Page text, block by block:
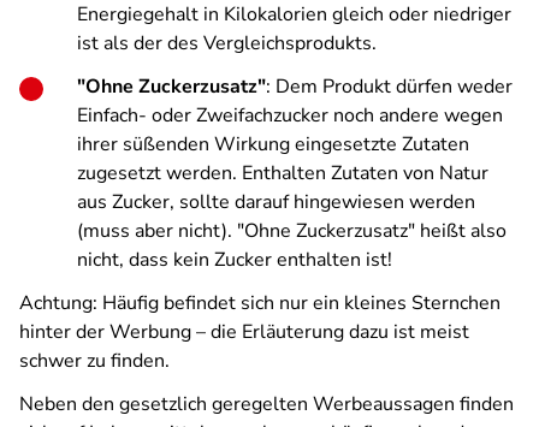
Energiegehalt in Kilokalorien gleich oder niedriger
ist als der des Vergleichsprodukts.
"Ohne Zuckerzusatz": Dem Produkt dürfen weder
Einfach- oder Zweifachzucker noch andere wegen
ihrer süßenden Wirkung eingesetzte Zutaten
zugesetzt werden. Enthalten Zutaten von Natur
aus Zucker, sollte darauf hingewiesen werden
(muss aber nicht). "Ohne Zuckerzusatz" heißt also
nicht, dass kein Zucker enthalten ist!
Achtung: Häufig befindet sich nur ein kleines Sternchen
hinter der Werbung – die Erläuterung dazu ist meist
schwer zu finden.
Neben den gesetzlich geregelten Werbeaussagen finden